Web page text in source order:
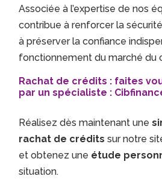
Associée à l’expertise de nos
contribue à renforcer la
à préserver la confiance
fonctionnement du marché du
Rachat de crédits : faites
par un spécialiste :
Réalisez dès maintenant une
rachat de crédits sur notre
et obtenez une étude
situation.